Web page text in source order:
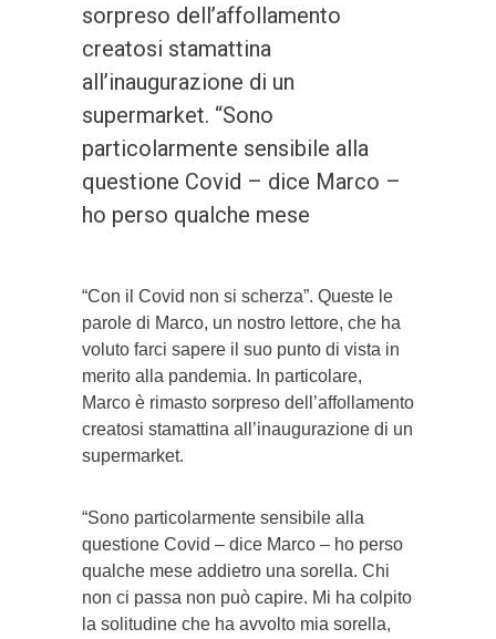
sorpreso dell’affollamento
creatosi stamattina
all’inaugurazione di un
supermarket. “Sono
particolarmente sensibile alla
questione Covid – dice Marco –
ho perso qualche mese
“Con il Covid non si scherza”. Queste le
parole di Marco, un nostro lettore, che ha
voluto farci sapere il suo punto di vista in
merito alla pandemia. In particolare,
Marco è rimasto sorpreso dell’affollamento
creatosi stamattina all’inaugurazione di un
supermarket.
“Sono particolarmente sensibile alla
questione Covid – dice Marco – ho perso
qualche mese addietro una sorella. Chi
non ci passa non può capire. Mi ha colpito
la solitudine che ha avvolto mia sorella,